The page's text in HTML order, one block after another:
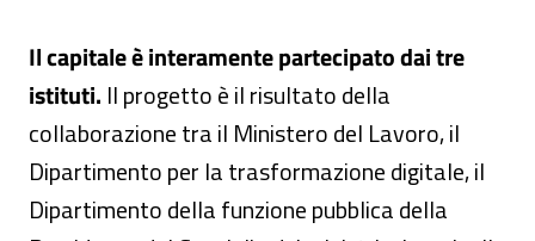
Il capitale è interamente partecipato dai tre
istituti. Il progetto è il risultato della
collaborazione tra il Ministero del Lavoro, il
Dipartimento per la trasformazione digitale, il
Dipartimento della funzione pubblica della